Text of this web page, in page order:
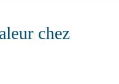
chez